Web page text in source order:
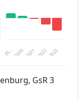
20… 2021 2023
2020 2022
GsR 3